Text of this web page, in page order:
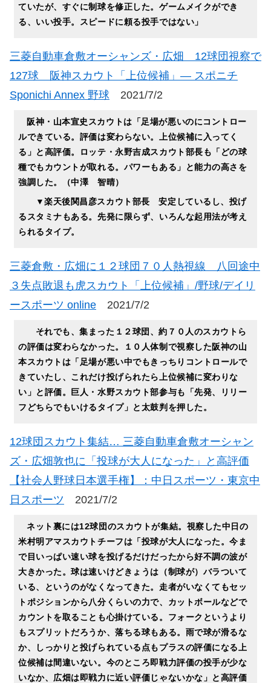
ていたが、すぐに制球を修正した。ゲームメイクができ
る、いい投手。スピードに頼る投手ではない」
三菱自動車倉敷オーシャンズ・広畑 12球団視察で
127球 阪神スカウト「上位候補」― スポニチ
Sponichi Annex 野球 2021/7/2
阪神・山本宣史スカウトは「足場が悪いのにコントロー
ルできている。評価は変わらない。上位候補に入ってく
る」と高評価。ロッテ・永野吉成スカウト部長も「どの球
種でもカウントが取れる。パワーもある」と能力の高さを
強調した。（中澤 智晴）
▼楽天後関昌彦スカウト部長 安定しているし、投げ
るスタミナもある。先発に限らず、いろんな起用法が考え
られるタイプ。
三菱倉敷・広畑に１２球団７０人熱視線 八回途中
３失点敗退も虎スカウト「上位候補」/野球/デイリ
ースポーツ online 2021/7/2
それでも、集まった１２球団、約７０人のスカウトら
の評価は変わらなかった。１０人体制で視察した阪神の山
本スカウトは「足場が悪い中でもきっちりコントロールで
きていたし、これだけ投げられたら上位候補に変わりな
い」と評価。巨人・水野スカウト部参与も「先発、リリー
フどちらでもいけるタイプ」と太鼓判を押した。
12球団スカウト集結… 三菱自動車倉敷オーシャン
ズ・広畑敦也に「投球が大人になった」と高評価
【社会人野球日本選手権】：中日スポーツ・東京中
日スポーツ 2021/7/2
ネット裏には12球団のスカウトが集結。視察した中日の
米村明アマスカウトチーフは「投球が大人になった。今ま
で目いっぱい速い球を投げるだけだったから好不調の波が
大きかった。球は速いけどきょうは（制球が）バラついて
いる、というのがなくなってきた。走者がいなくてもセッ
トポジションから八分くらいの力で、カットボールなどで
カウントを取ることも心掛けている。フォークというより
もスプリットだろうか、落ちる球もある。雨で球が滑るな
か、しっかりと投げられている点もプラスの評価になる上
位候補は間違いない。今のところ即戦力評価の投手が少な
いなか、広畑は即戦力に近い評価じゃないかな」と高評価